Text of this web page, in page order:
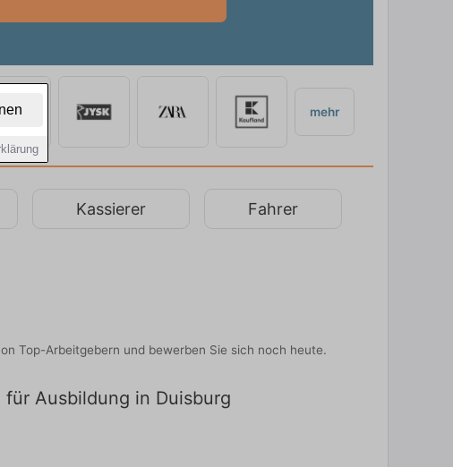
mehr
Kassierer Fahrer
Top-Arbeitgebern und bewerben Sie sich noch heute.
Ausbildung in Duisburg